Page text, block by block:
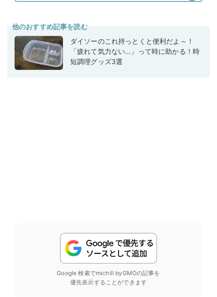
他のおすすめ記事を読む
ダイソーのこれ持っとくと便利だよ～！
「疲れて気力ない…」って時に助かる！時
短調理グッズ3選
Google 検索でmichill byGMOの記事を
優先表示することができます